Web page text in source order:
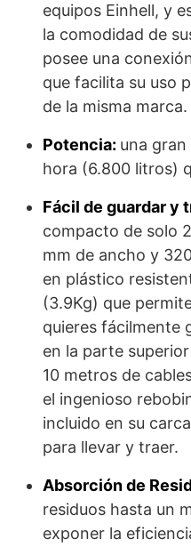
equipos Einhell, y
la comodidad de
posee una
que facilita su uso
de la misma marca.
Potencia: una
hora (6.800 litros)
Fácil de guardar y
compacto de solo
mm de ancho y
en plástico
(3.9Kg) que
quieres fácilmente
en la parte
10 metros de
el ingenioso
incluido en su
para llevar y traer.
Absorción de
residuos hasta un
exponer la